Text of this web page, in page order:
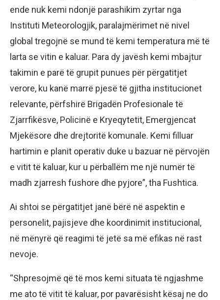
ende nuk kemi ndonjë parashikim zyrtar nga
Instituti Meteorologjik, paralajmërimet në nivel
global tregojnë se mund të kemi temperatura më të
larta se vitin e kaluar. Para dy javësh kemi mbajtur
takimin e parë të grupit punues për përgatitjet
verore, ku kanë marrë pjesë të gjitha institucionet
relevante, përfshirë Brigadën Profesionale të
Zjarrfikësve, Policinë e Kryeqytetit, Emergjencat
Mjekësore dhe drejtoritë komunale. Kemi filluar
hartimin e planit operativ duke u bazuar në përvojën
e vitit të kaluar, kur u përballëm me një numër të
madh zjarresh fushore dhe pyjore”, tha Fushtica.
Ai shtoi se përgatitjet janë bërë në aspektin e
personelit, pajisjeve dhe koordinimit institucional,
në mënyrë që reagimi të jetë sa më efikas në rast
nevoje.
“Shpresojmë që të mos kemi situata të ngjashme
me ato të vitit të kaluar, por pavarësisht kësaj ne do